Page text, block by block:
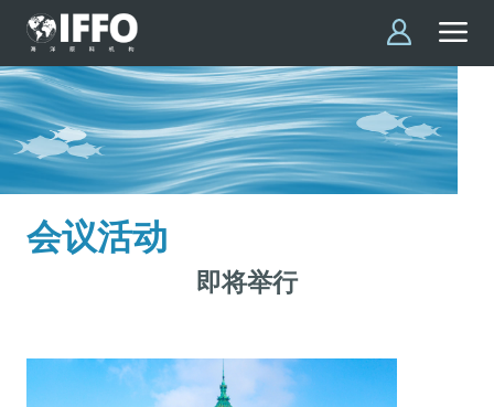
跳转到主要内容
会议活动
即将举行